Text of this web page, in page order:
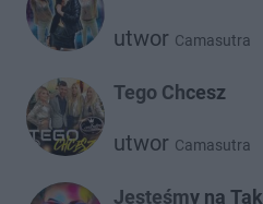
utwor Camasutra
Tego Chcesz
utwor Camasutra
Jesteśmy na Tak